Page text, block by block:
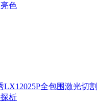
色
LX12025P全包围激光切
析